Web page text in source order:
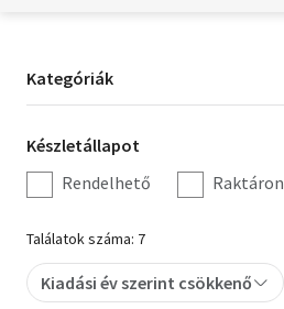
Erotika
Gyermek- és ifjúsági
Hobbi, szabadidő
Irodalom
Művészet
Kategória
szűrés
Kategóriák
Készletállapot
szűrés
Készletállapot
Rendelhető
Raktáron
Találatok száma: 7
Kiadási év szerint csökkenő